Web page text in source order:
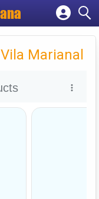
Marianal